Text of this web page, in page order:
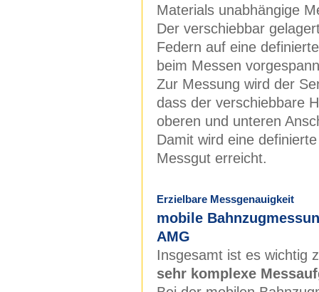
Materials unabhängige
Der verschiebbar
Federn auf eine
beim Messen
Zur Messung wird der
dass der verschiebbare
oberen und unteren
Damit wird eine
Messgut erreicht.
Erzielbare Messgenauigkeit
mobile
AMG
Insgesamt ist es wichtig
sehr komplexe